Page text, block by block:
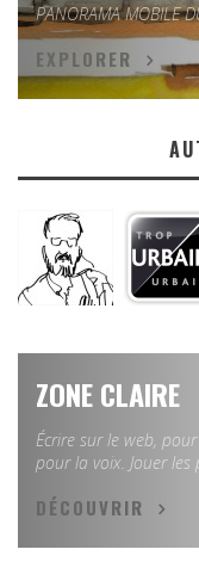
PANORAMA MOBILE
EXPLORER
ZONE CLAIRE
Écrire sur le web,
pour la voix. Jouer les
DÉCOUVRIR